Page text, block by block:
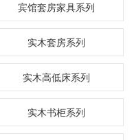
宾馆套房家具系列
实木套房系列
实木高低床系列
实木书柜系列